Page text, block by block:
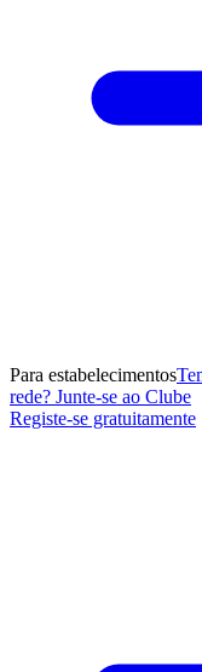
Para estabelecimentos
rede? Junte-se ao Clube
Registe-se gratuitamente